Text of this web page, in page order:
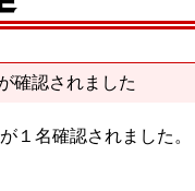
確認されました
１名確認されました。